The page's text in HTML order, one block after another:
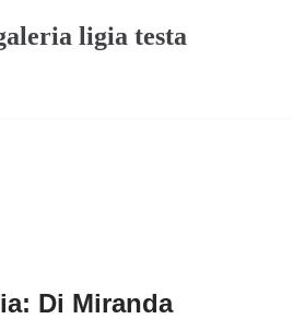
ligia testa
Di Miranda